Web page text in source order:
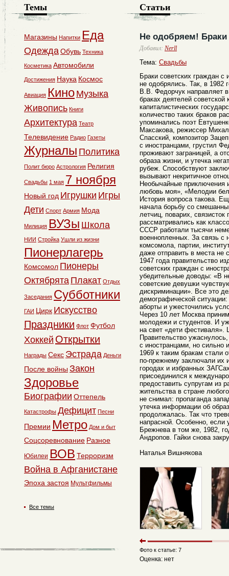
Статьи
Не одобряем! Браки
Добавил: Nerll
Тема: Свадьбы
Браки советских граждан с
не одобрялись. Так, в
В.В. Федорчук направляет
браках деятелей советской
капиталистических
количество таких браков
упоминались поэт
Максакова, режиссер
Спасский, композитор
с иностранцами, грустил
проживают заграницей, а
образа жизни, и утечка
рубеж. Способствуют
вызывают некритичное
Необычайные приключения
любовь моя», «Мелодии
История вопроса такова.
начала борьбу со
летчиц, поварих,
рассматривались как
СССР работали тысячи
военнопленных. За связь
комсомола, партии,
даже отправить в места не
1947 года правительство
советских граждан с
убедительные доводы: «В
советские девушки
дискриминации». Все это
демографической
аборты и ужесточились
Через 10 лет Москва
молодежи и студентов. И
на свет «дети фестиваля».
Правительство
с иностранцами, но сильно
1969 к таким бракам стали
по-прежнему заключали их
городах и избранных
присоединился к
предоставить супругам из
жительства в стране
не снимал: пропаганда
утечка информации об
продолжалась. Так что
напрасной. Особенно, если
Брежнева в том же, 1982,
Андропов. Гайки снова
Наталья Вишнякова
Фото к статье: 7
Оценка: нет
Темы
Магазины Напитки Еда
ОдеждаОбувь Техника
Косметика Автомобили
Достижения Наука Космос
Авиация Кино Музыка
Живопись Книги
Архитектура Театр
Телевидение Радио Газеты
Журналы Политика
Полит бюро Астрология Религия
Свадьбы 1 мая 7 ноября
Новый год Игрушки Игры
Дети Спорт Армия Мода
Милиция ВУЗы Школа
НИИ Стройка Ушли из жизни
Пионерлагерь
Комсомол Пионеры
Октябрята Плакат Отдых
Заседания Субботники
ГАИ Цирк Искусство
Праздники Флот Футбол
Хоккей Открытки
Награды Секс Эстрада Деньги
После войны Закон
Здоровье
Биографии Оттепель
Катастрофы Дефицит Песни
Премии Метро Дом и быт
Соцсоревнование Разное
Юбилеи ВОВ Терроризм
Война в Афганистане
Эпоха застоя Мультфильмы
Все темы